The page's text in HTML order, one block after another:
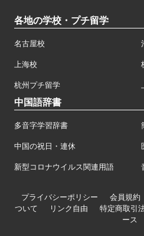
各地の学校・プチ留学
名古屋校
上海校
杭州プチ留学
中国語辞書
多音字学習辞書
中国の祝日・連休
新型コロナウイルス関連用語
プライバシーポリシー 会員規約
ついて
リンク自由 特定商取引
ース